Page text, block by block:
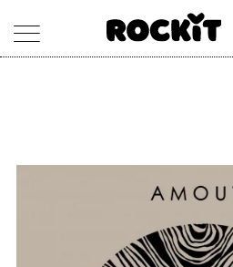
CONCERTI